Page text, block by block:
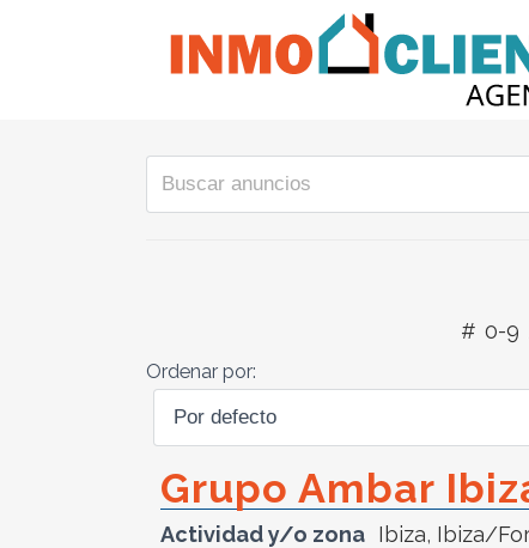
# 0-9
Ordenar por:
Grupo Ambar
Actividad y/o zona Ibiza, Ibiza/